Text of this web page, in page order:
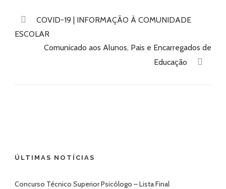
COVID-19 | INFORMAÇÃO À COMUNIDADE
ESCOLAR
Comunicado aos Alunos, Pais e Encarregados de
Educação
ÚLTIMAS NOTÍCIAS
Concurso Técnico Superior Psicólogo – Lista Final